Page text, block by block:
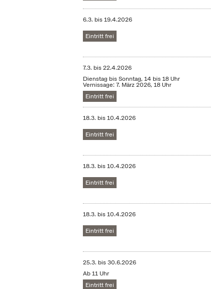
6.3. bis19.4.2026
Eintritt frei
7.3. bis22.4.2026
Dienstag bis Sonntag, 14 bis 18 Uhr
Vernissage: 7. März 2026, 18 Uhr
Eintritt frei
18.3. bis10.4.2026
Eintritt frei
18.3. bis10.4.2026
Eintritt frei
18.3. bis10.4.2026
Eintritt frei
25.3. bis30.6.2026
Ab 11 Uhr
Eintritt frei